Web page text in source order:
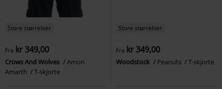
Store størrelser
Fra kr 349,00
Crows And Wolves
Amon
Amarth
T-skjorte
Store størrelser
Fra kr 349,00
Woodstock Peanuts T-skjorte